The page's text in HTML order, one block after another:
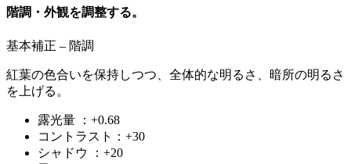
階調・外観を調整する。
基本補正 – 階調
紅葉の色合いを保持しつつ、全体的な明るさ、暗所の明るさ
を上げる。
露光量 ：+0.68
コントラスト：+30
シャドウ ：+20